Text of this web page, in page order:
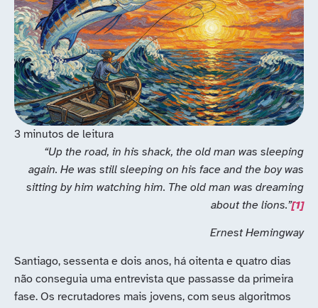
“Up the road, in his shack, the old man was sleeping
again. He was still sleeping on his face and the boy was
sitting by him watching him. The old man was dreaming
about the lions.”[1]
Ernest Hemingway
Santiago, sessenta e dois anos, há oitenta e quatro dias
não conseguia uma entrevista que passasse da primeira
fase. Os recrutadores mais jovens, com seus algoritmos